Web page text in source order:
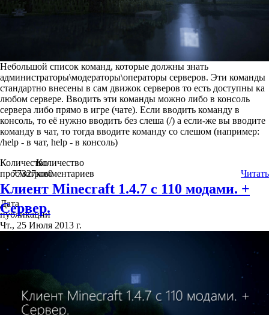
Небольшой список команд, которые должны знать
администраторы\модераторы\операторы серверов. Эти команды
стандартно внесены в сам движок серверов то есть доступны ка
любом сервере. Вводить эти команды можно либо в консоль
сервера либо прямо в игре (чате). Если вводить команду в
консоль, то её нужно вводить без слеша (/) а если-же вы вводите
команду в чат, то тогда вводите команду со слешом (например:
/help - в чат, help - в консоль)
Количество
просмотров
77327
Количество
комментариев
0 Читать
Клиент Minecraft 1.4.7 c 110 модами. +
Сервер.
Дата
публикации
Чт., 25 Июля 2013 г.